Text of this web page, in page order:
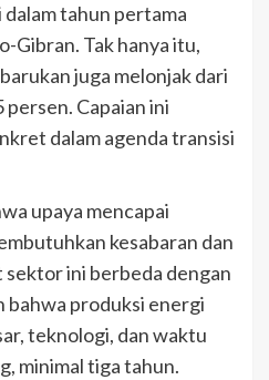
tahun pertama
Gibran. Tak hanya itu,
juga melonjak dari
persen. Capaian ini
dalam agenda transisi
upaya mencapai
kesabaran dan
sektor ini berbeda dengan
bahwa produksi energi
teknologi, dan waktu
minimal tiga tahun.